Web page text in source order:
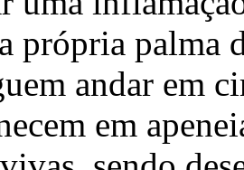
própria palma
andar em
em